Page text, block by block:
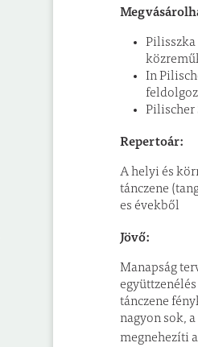
In
Pilischer
Repertoár:
A helyi és
tánczene
es évekből
Jövő:
Manapság
tánczene
nagyon sok,
megnehezíti